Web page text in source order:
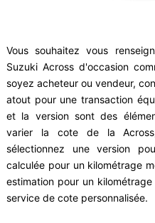
Vous souhaitez vous
Suzuki Across d'occasion
soyez acheteur ou vendeur,
atout pour une transaction
et la version sont des
varier la cote de la
sélectionnez une version
calculée pour un kilométrage
estimation pour un
service de cote personnalisée.